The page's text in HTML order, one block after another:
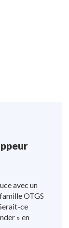
avec un
OTGS
ce
» en